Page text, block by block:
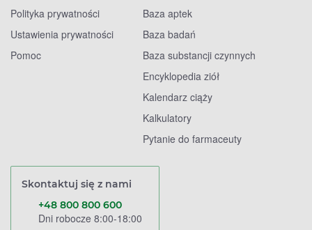
Polityka prywatności
Ustawienia prywatności
Pomoc
Baza aptek
Baza badań
Baza substancji czynnych
Encyklopedia ziół
Kalendarz ciąży
Kalkulatory
Pytanie do farmaceuty
Skontaktuj się z nami
+48 800 800 600
Dni robocze 8:00-18:00